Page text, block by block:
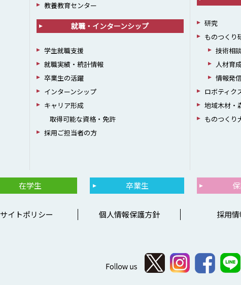
教養教育センター
就職・インターンシップ
学生就職支援
就職実績・統計情報
卒業生の活躍
インターンシップ
キャリア形成
取得可能な資格・免許
採用ご担当者の方
研究
ものつくり
技術相談
人材育
情報発
ロボティク
地域木材・
ものつくり
在学生 卒業生
サイトポリシー 個人情報保護方針 採用